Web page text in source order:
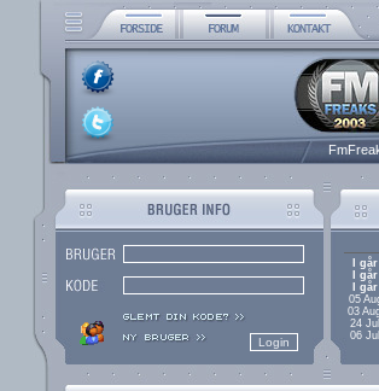
I går
I går
I går
05
03
24
06